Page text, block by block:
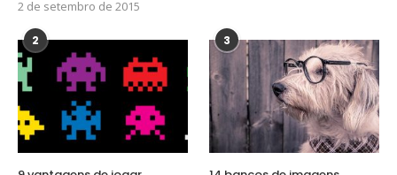
2 de setembro de 2015
2 3